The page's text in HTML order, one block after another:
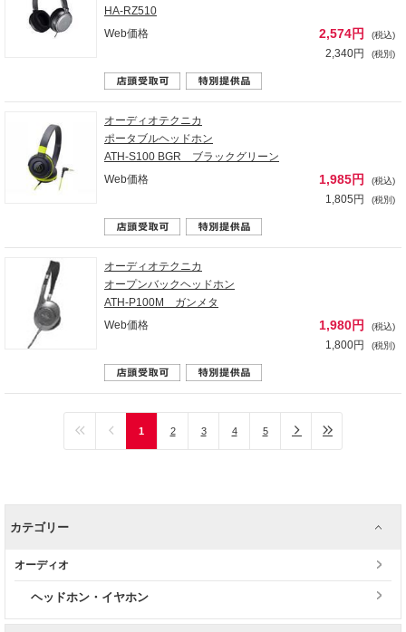
HA-RZ510
Web価格
2,574円 (税込)
2,340円 (税別)
オーディオテクニカ
ポータブルヘッドホン
ATH-S100 BGR ブラックグリーン
Web価格
1,985円 (税込)
1,805円 (税別)
オーディオテクニカ
オープンバックヘッドホン
ATH-P100M ガンメタ
Web価格
1,980円 (税込)
1,800円 (税別)
1 2 3 4 5
カテゴリー
オーディオ
ヘッドホン・イヤホン